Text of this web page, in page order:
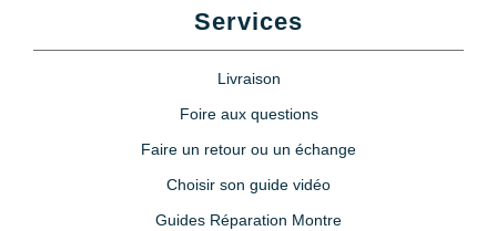
Services
Livraison
Foire aux questions
Faire un retour ou un échange
Choisir son guide vidéo
Guides Réparation Montre